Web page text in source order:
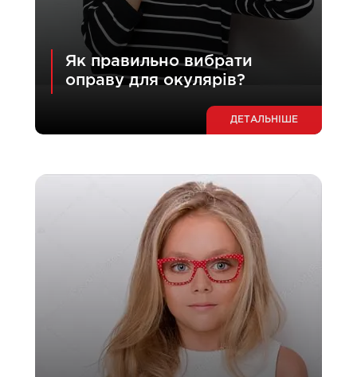
Як правильно вибрати
оправу для окулярів?
ДЕТАЛЬНІШЕ